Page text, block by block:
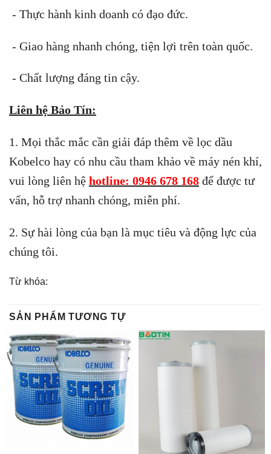
- Thực hành kinh doanh có đạo đức.
- Giao hàng nhanh chóng, tiện lợi trên toàn quốc.
- Chất lượng đáng tin cậy.
Liên hệ Bảo Tín:
1. Mọi thắc mắc cần giải đáp thêm về lọc dầu
Kobelco hay có nhu cầu tham khảo về máy nén khí,
vui lòng liên hệ hotline: 0946 678 168 để được tư
vấn, hỗ trợ nhanh chóng, miễn phí.
2. Sự hài lòng của bạn là mục tiêu và động lực của
chúng tôi.
Từ khóa:
SẢN PHẨM TƯƠNG TỰ